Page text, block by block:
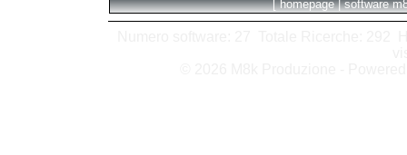
[ homepage | software